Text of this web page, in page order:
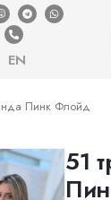
EN
Пинк Флойд
51